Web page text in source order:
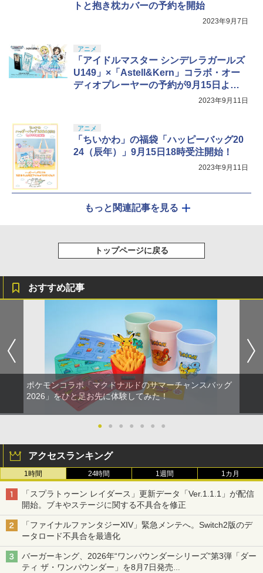
トと抱き枕カバーの予約を開始
2023年9月7日
アニメ
「アイドルマスター シンデレラガールズ
U149」×「Astell&Kern」コラボ・オー
ディオプレーヤーの予約が9月15日より
2023年9月11日
アニメ
「ちいかわ」の福袋「ハッピーバッグ20
24（辰年）」9月15日18時受注開始！
2023年9月11日
もっと関連記事を見る
トップページに戻る
おすすめ記事
ポケモンコラボ「マクドナルドのサマーチャンスバッグ
2026」をひと足お先に体験してみた！
● ● ● ● ● ● ●
アクセスランキング
1時間 24時間 1週間 1カ月
「スプラトゥーン レイダース」更新データ「Ver.1.1.1」が配信
開始。ブキやステージに関する不具合を修正
「ファイナルファンタジーXIV」緊急メンテへ。Switch2版のデ
ータロード不具合を最適化
バーガーキング、2026年“ワンパウンダーシリーズ”第3弾「ダー
ティ ザ・ワンパウンダー」を8月7日発売